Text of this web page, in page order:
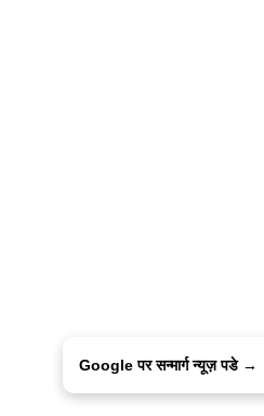
Google पर सन्मार्ग न्यूज़ पडे →